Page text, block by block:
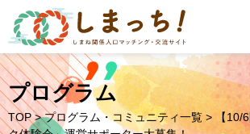
プログラム
TOP >プログラム・コミュニティ一覧> 【10/6